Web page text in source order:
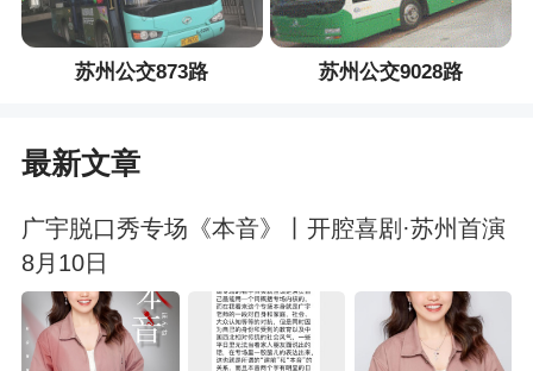
苏州公交873路 苏州公交9028路
最新文章
广宇脱口秀专场《本音》丨开腔喜剧·苏州首演
8月10日